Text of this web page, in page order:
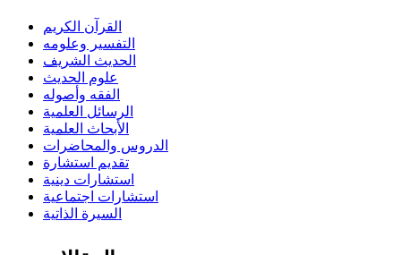
القرآن الكريم
التفسير وعلومه
الحديث الشريف
علوم الحديث
الفقه وأصوله
الرسائل العلمية
الأبحاث العلمية
الدروس والمحاضرات
تقديم استشارة
استشارات دينية
استشارات اجتماعية
السيرة الذاتية